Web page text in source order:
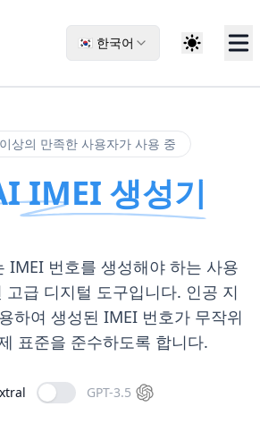
🇰🇷 한국어
상의 만족한 사용자가 사용 중
IMEI 생성기
IMEI 번호를 생성해야 하는 사용
고급 디지털 도구입니다. 인공 지
하여 생성된 IMEI 번호가 무작위
표준을 준수하도록 합니다.
GPT-3.5